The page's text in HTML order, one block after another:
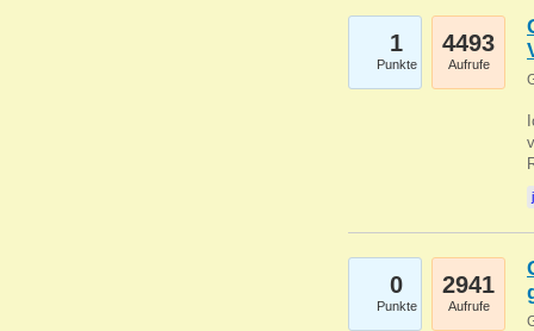
1
Punkte
4493
Aufrufe
0
Punkte
2941
Aufrufe